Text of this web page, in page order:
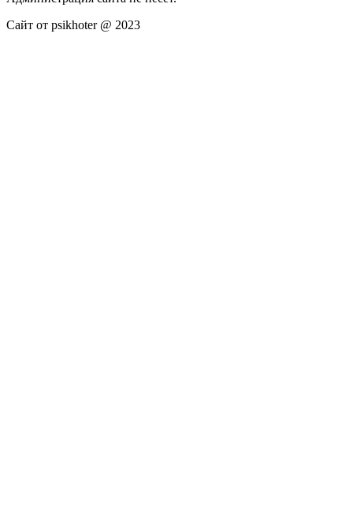
Сайт от psikhoter @ 2023